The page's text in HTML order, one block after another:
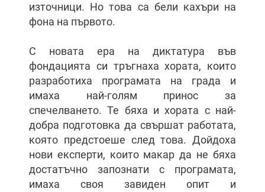
източници. Но това са бели кахъри на
фона на първото.
С новата ера на диктатура във
фондацията си тръгнаха хората, които
разработиха програмата на града и
имаха най-голям принос за
спечелването. Те бяха и хората с най-
добра подготовка да свършат работата,
която предстоеше след това. Дойдоха
нови експерти, които макар да не бяха
достатъчно запознати с програмата,
имаха своя завиден опит и